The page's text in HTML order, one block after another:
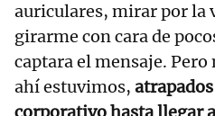
auriculares, mirar por la
girarme con cara de
captara el mensaje. Pero
ahí estuvimos,